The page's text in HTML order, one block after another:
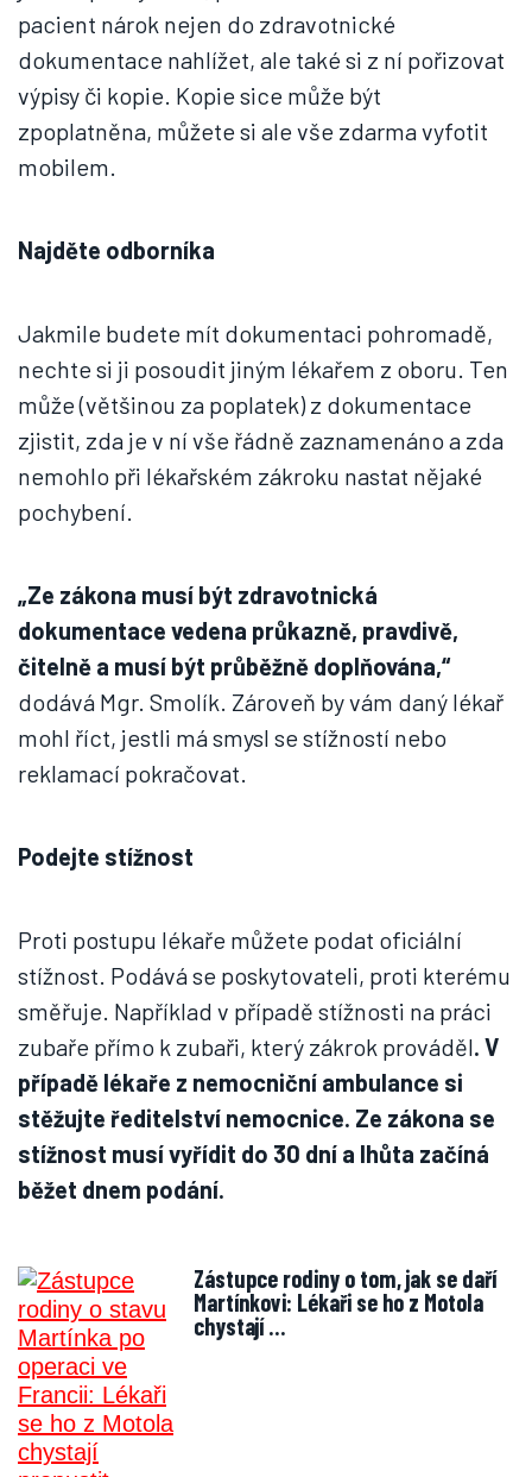
pacient nárok nejen do zdravotnické
dokumentace nahlížet, ale také si z ní pořizovat
výpisy či kopie. Kopie sice může být
zpoplatněna, můžete si ale vše zdarma vyfotit
mobilem.
Najděte odborníka
Jakmile budete mít dokumentaci pohromadě,
nechte si ji posoudit jiným lékařem z oboru. Ten
může (většinou za poplatek) z dokumentace
zjistit, zda je v ní vše řádně zaznamenáno a zda
nemohlo při lékařském zákroku nastat nějaké
pochybení.
„Ze zákona musí být zdravotnická
dokumentace vedena průkazně, pravdivě,
čitelně a musí být průběžně doplňována,“
dodává Mgr. Smolík. Zároveň by vám daný lékař
mohl říct, jestli má smysl se stížností nebo
reklamací pokračovat.
Podejte stížnost
Proti postupu lékaře můžete podat oficiální
stížnost. Podává se poskytovateli, proti kterému
směřuje. Například v případě stížnosti na práci
zubaře přímo k zubaři, který zákrok prováděl. V
případě lékaře z nemocniční ambulance si
stěžujte ředitelství nemocnice. Ze zákona se
stížnost musí vyřídit do 30 dní a lhůta začíná
běžet dnem podání.
Zástupce rodiny o tom, jak se daří
Martínkovi: Lékaři se ho z Motola
chystají …